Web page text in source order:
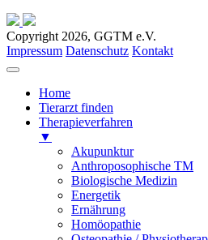
Copyright 2026, GGTM e.V.
Impressum Datenschutz Kontakt
Home
Tierarzt finden
Therapieverfahren
▼
Akupunktur
Anthroposophische TM
Biologische Medizin
Energetik
Ernährung
Homöopathie